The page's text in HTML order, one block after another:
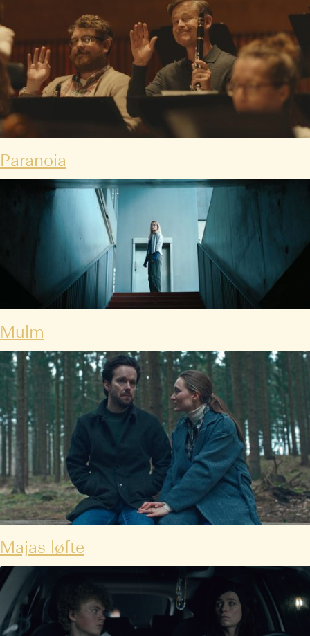
Paranoia
Mulm
Majas løfte